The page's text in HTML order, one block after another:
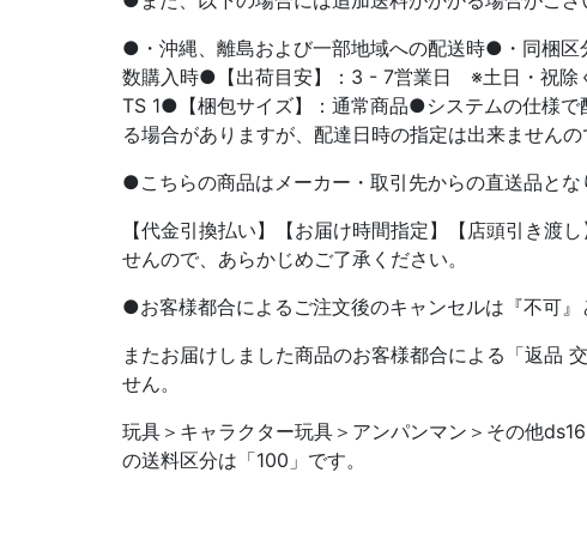
●・沖縄、離島および一部地域への配送時●・同梱区
数購入時●【出荷目安】：3 - 7営業日 ※土日・祝除
TS 1●【梱包サイズ】：通常商品●システムの仕様で
る場合がありますが、配達日時の指定は出来ませんの
●こちらの商品はメーカー・取引先からの直送品とな
【代金引換払い】【お届け時間指定】【店頭引き渡
せんので、あらかじめご了承ください。
●お客様都合によるご注文後のキャンセルは『不可』
またお届けしました商品のお客様都合による「返品
せん。
玩具＞キャラクター玩具＞アンパンマン＞その他
の送料区分は「100」です。